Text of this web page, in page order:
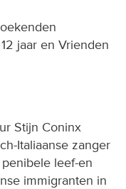
jaar en Vrienden
Stijn Coninx
Italiaanse zanger
leef-en
immigranten in